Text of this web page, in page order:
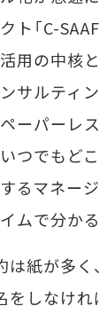
ト「C-
用の中核
サルティ
ーパーレ
つでもど
るマネー
ムで分か
紙が多く
をしなけ